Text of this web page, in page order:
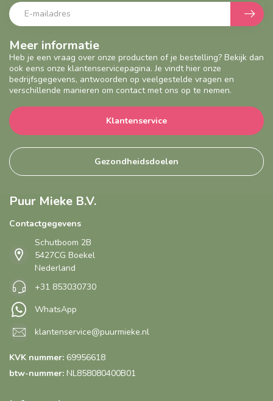
Meer informatie
Heb je een vraag over onze producten of je bestelling? Bekijk dan
ook eens onze klantenservicepagina. Je vindt hier onze
bedrijfsgegevens, antwoorden op veelgestelde vragen en
verschillende manieren om contact met ons op te nemen.
Klantenservice
Gezondheidsdoelen
Puur Mieke B.V.
Contactgegevens
Schutboom 2B
5427CG Boekel
Nederland
+31 853030730
WhatsApp
klantenservice@puurmieke.nl
KVK nummer: 69956618
btw-nummer: NL858080400B01